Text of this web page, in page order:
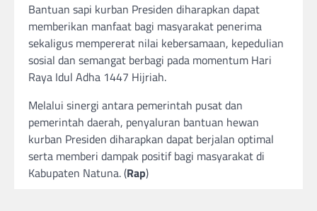
Bantuan sapi kurban Presiden diharapkan dapat
memberikan manfaat bagi masyarakat penerima
sekaligus mempererat nilai kebersamaan, kepedulian
sosial dan semangat berbagi pada momentum Hari
Raya Idul Adha 1447 Hijriah.
Melalui sinergi antara pemerintah pusat dan
pemerintah daerah, penyaluran bantuan hewan
kurban Presiden diharapkan dapat berjalan optimal
serta memberi dampak positif bagi masyarakat di
Kabupaten Natuna. (Rap)